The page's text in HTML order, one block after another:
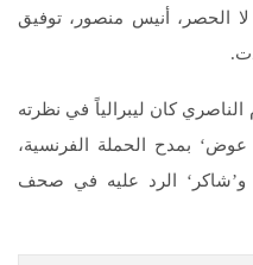
لا الحصر، أنيس منصور، توفيق
كان ليبرالياً في نظرته
عوض‘ بمدح الحملة الفرنسية،
و’شاكر‘ الرد عليه في صحف